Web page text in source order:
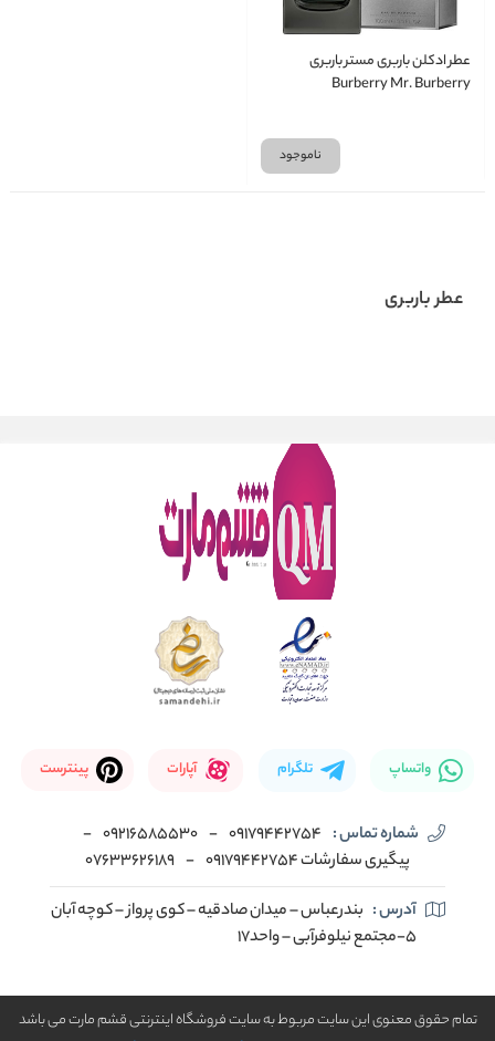
عطر ادکلن باربری مستر باربری
Burberry Mr. Burberry
ناموجود
عطر باربری
واتساپ تلگرام آپارات پینترست
شماره تماس : 09179442754
-
09216585530
-
پیگیری سفارشات 09179442754
-
07633626189
آدرس : بندرعباس – میدان صادقیه – کوی پرواز – کوچه آبان
5-مجتمع نیلوفرآبی – واحد17
تمام حقوق معنوی این سایت مربوط به سایت فروشگاه اینترنتی قشم مارت می باشد